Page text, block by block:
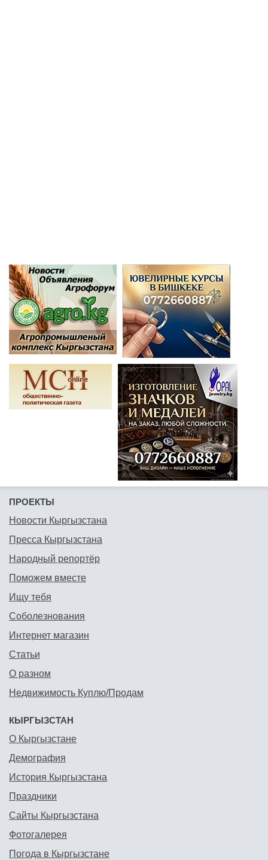
ПРОЕКТЫ
Новости Кыргызстана
Пресса Кыргызстана
Народный репортёр
Поможем вместе
Ищу тебя
Соболезнования
Интернет магазин
Статьи
О разном
Недвижимость Куплю/Продам
КЫРГЫЗСТАН
О Кыргызстане
Демография
История Кыргызстана
Праздники
Сайты Кыргызстана
Фотогалерея
Погода в Кыргызстане